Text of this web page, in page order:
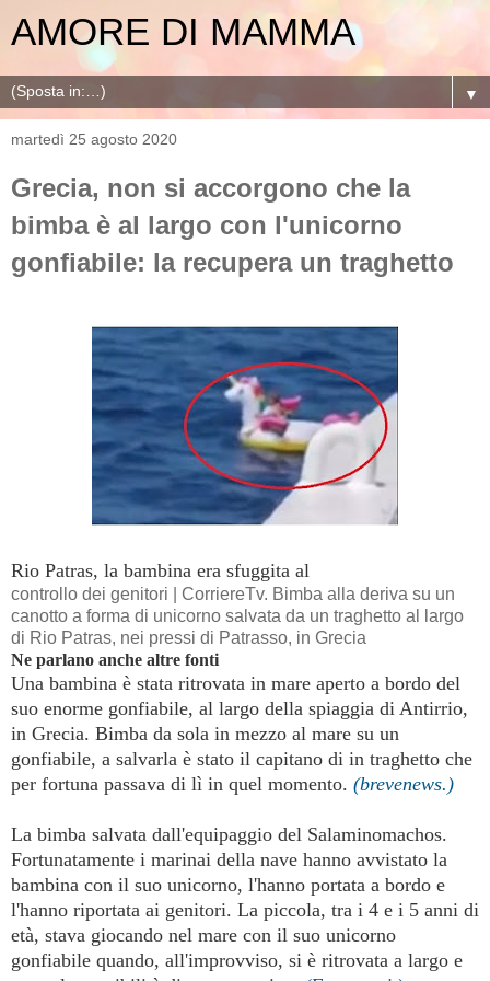
AMORE DI MAMMA
▼
martedì 25 agosto 2020
Grecia, non si accorgono che la
bimba è al largo con l'unicorno
gonfiabile: la recupera un traghetto
Rio Patras, la bambina era sfuggita al
controllo dei genitori | CorriereTv. Bimba alla deriva su un
canotto a forma di unicorno salvata da un traghetto al largo
di Rio Patras, nei pressi di Patrasso, in Grecia
Ne parlano anche altre fonti
Una bambina è stata ritrovata in mare aperto a bordo del
suo enorme gonfiabile, al largo della spiaggia di Antirrio,
in Grecia. Bimba da sola in mezzo al mare su un
gonfiabile, a salvarla è stato il capitano di in traghetto che
per fortuna passava di lì in quel momento. (brevenews.)
La bimba salvata dall'equipaggio del Salaminomachos.
Fortunatamente i marinai della nave hanno avvistato la
bambina con il suo unicorno, l'hanno portata a bordo e
l'hanno riportata ai genitori. La piccola, tra i 4 e i 5 anni di
età, stava giocando nel mare con il suo unicorno
gonfiabile quando, all'improvviso, si è ritrovata a largo e